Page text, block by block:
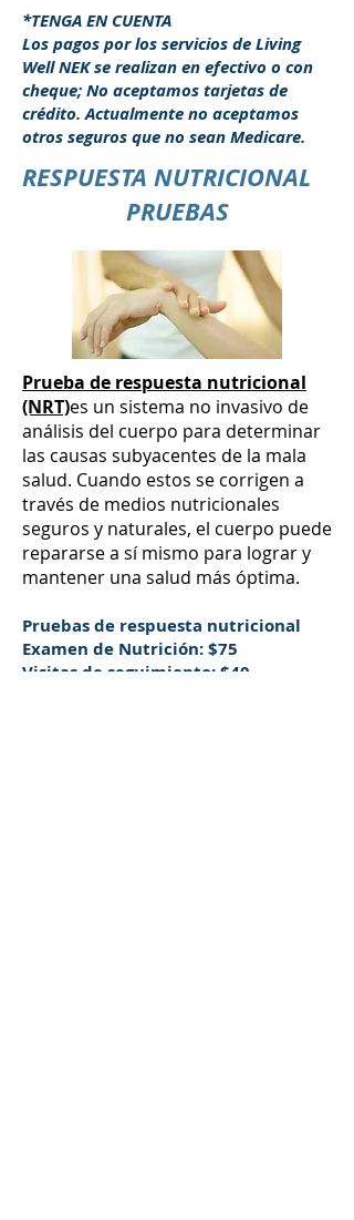
*TENGA EN CUENTA
Los pagos por los servicios de Living
Well NEK se realizan en efectivo o con
cheque; No aceptamos tarjetas de
crédito. Actualmente no aceptamos
otros seguros que no sean Medicare.
RESPUESTA NUTRICIONAL
PRUEBAS
Prueba de respuesta nutricional
(NRT)es un sistema no invasivo de
análisis del cuerpo para determinar
las causas subyacentes de la mala
salud. Cuando estos se corrigen a
través de medios nutricionales
seguros y naturales, el cuerpo puede
repararse a sí mismo para lograr y
mantener una salud más óptima.
Pruebas de respuesta nutricional
Examen de Nutrición: $75
Visitas de seguimiento: $40